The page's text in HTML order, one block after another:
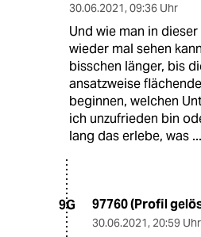
30.06.2021, 09:36 Uhr
Und wie man in
wieder mal sehen
bisschen länger, bis
ansatzweise
beginnen, welchen
ich unzufrieden bin
lang das erlebe, was
9G 97760 (Profil
30.06.2021, 20:59 Uhr